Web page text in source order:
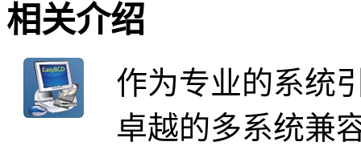
相关介绍
作为专业的系统
卓越的多系统兼